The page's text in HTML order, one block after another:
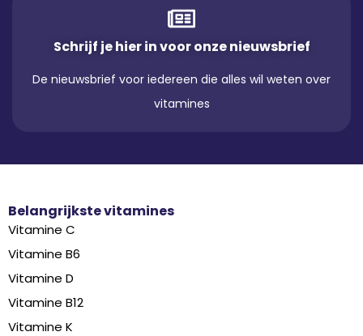
Schrijf je hier in voor onze nieuwsbrief
De nieuwsbrief voor iedereen die alles wil weten over
vitamines
Belangrijkste vitamines
Vitamine C
Vitamine B6
Vitamine D
Vitamine B12
Vitamine K